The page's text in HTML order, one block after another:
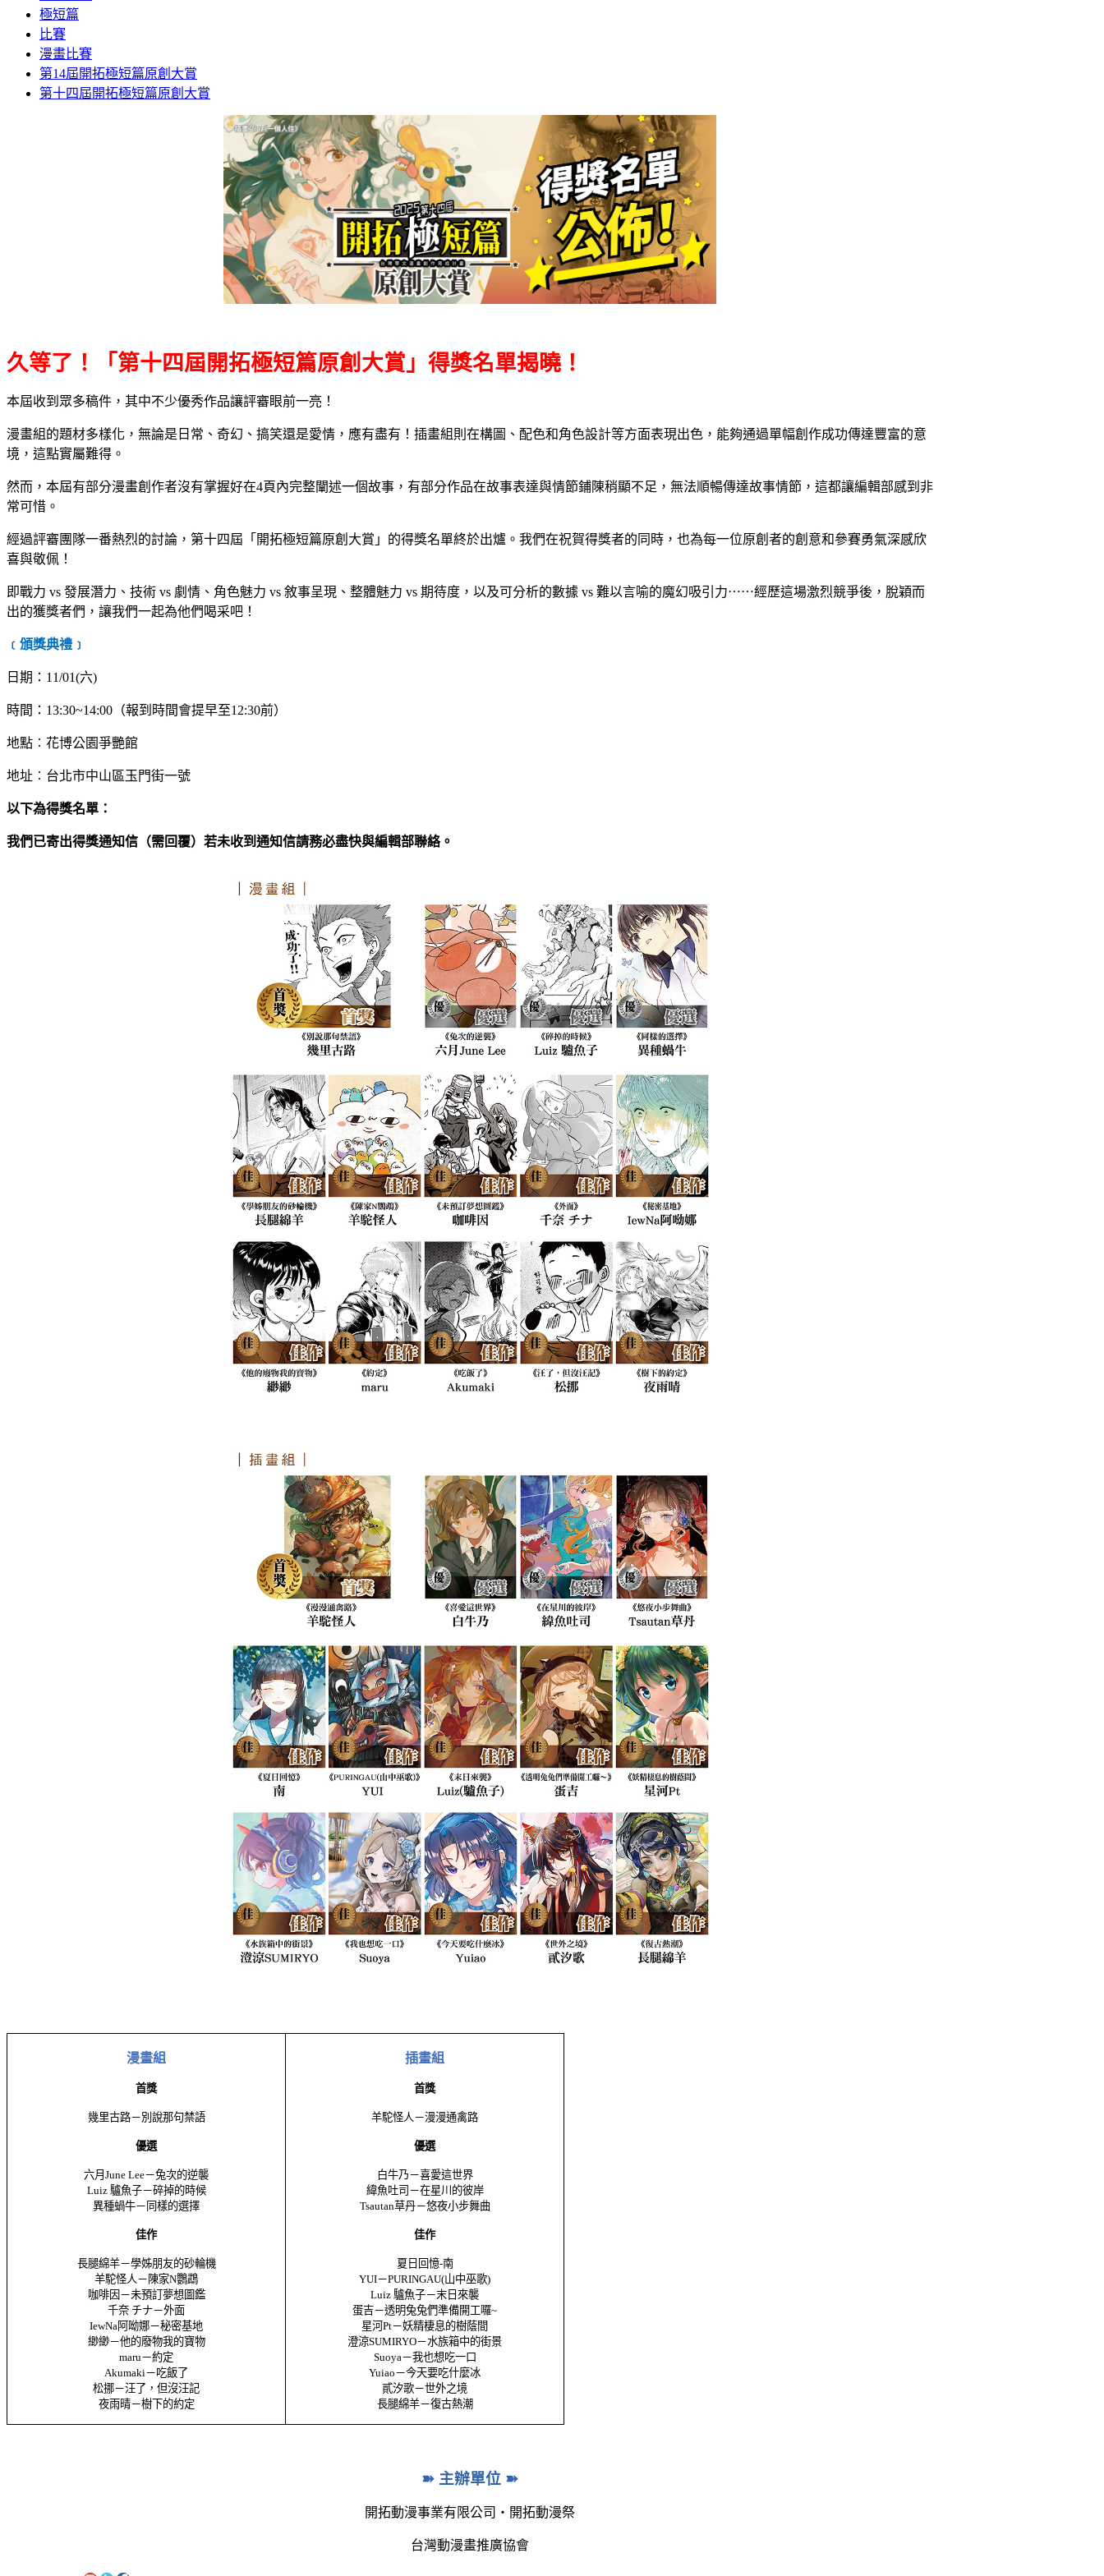
極短篇
比賽
漫畫比賽
第14屆開拓極短篇原創大賞
第十四屆開拓極短篇原創大賞
久等了！「第十四屆開拓極短篇原創大賞」得獎名單揭曉！
本屆收到眾多稿件，其中不少優秀作品讓評審眼前一亮！
漫畫組的題材多樣化，無論是日常、奇幻、搞笑還是愛情，應有盡有！插畫組則在構圖、配色和角色設計等方面表現出色，能夠通過單幅創作成功傳達豐富的意
境，這點實屬難得。
然而，本屆有部分漫畫創作者沒有掌握好在4頁內完整闡述一個故事，有部分作品在故事表達與情節鋪陳稍顯不足，無法順暢傳達故事情節，這都讓編輯部感到非
常可惜。
經過評審團隊一番熱烈的討論，第十四屆「開拓極短篇原創大賞」的得獎名單終於出爐。我們在祝賀得獎者的同時，也為每一位原創者的創意和參賽勇氣深感欣
喜與敬佩！
即戰力 vs 發展潛力、技術 vs 劇情、角色魅力 vs 敘事呈現、整體魅力 vs 期待度，以及可分析的數據 vs 難以言喻的魔幻吸引力⋯⋯經歷這場激烈競爭後，脫穎而
出的獲獎者們，讓我們一起為他們喝采吧！
﹝頒獎典禮﹞
日期： 11/01(六)
時間： 13:30~14:00 （報到時間會提早至12:30前）
地點︰花博公園爭艷館
地址︰台北市中山區玉門街一號
以下為得獎名單：
我們已寄出得獎通知信（需回覆）若未收到通知信請務必盡快與編輯部聯絡。
漫畫組
首獎
幾里古路－別說那句禁語
優選
六月 June Lee－兔次的逆襲
Luiz 驢魚子－碎掉的時候
異種蝸牛－同樣的選擇
佳作
長腿綿羊－學姊朋友的砂輪機
羊駝怪人－陳家N鸚鵡
咖啡因－未預訂夢想圖鑑
千奈 チナ－外面
IewNa 阿呦娜－秘密基地
緲緲－他的廢物我的寶物
maru－約定
Akumaki－吃飯了
松挪－汪了，但沒汪記
夜雨晴－樹下的約定
插畫組
首獎
羊駝怪人－漫漫通禽路
優選
白牛乃－喜愛這世界
緯魚吐司－在星川的彼岸
Tsautan草丹－悠夜小步舞曲
佳作
夏日回憶-南
YUI－PURINGAU(山中巫歌)
Luiz 驢魚子－末日來襲
蛋吉－透明兔兔們準備開工囉~
星河 Pt－妖精棲息的樹蔭間
澄涼SUMIRYO－水族箱中的街景
Suoya－我也想吃一口
Yuiao－今天要吃什麼冰
貳汐歌－世外之境
長腿綿羊－復古熱潮
➽ 主辦單位 ➽
開拓動漫事業有限公司‧開拓動漫祭
台灣動漫畫推廣協會